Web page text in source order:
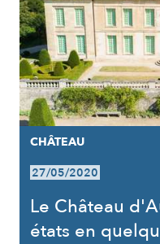
CHÂTEAU
27/05/2020
Le Château
états en